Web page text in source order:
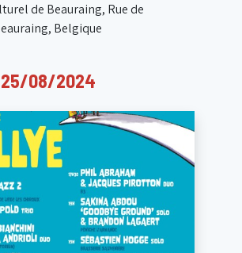
de Beauraing, Rue de
Belgique
25/08/2024